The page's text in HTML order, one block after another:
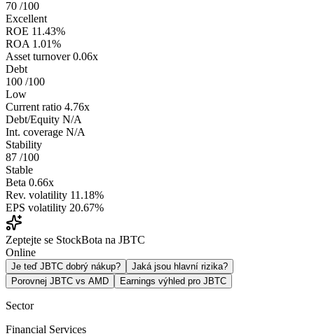
70 /100
Excellent
ROE 11.43%
ROA 1.01%
Asset turnover 0.06x
Debt
100 /100
Low
Current ratio 4.76x
Debt/Equity N/A
Int. coverage N/A
Stability
87 /100
Stable
Beta 0.66x
Rev. volatility 11.18%
EPS volatility 20.67%
Zeptejte se StockBota na JBTC
Online
Je teď JBTC dobrý nákup?
Jaká jsou hlavní rizika?
Porovnej JBTC vs AMD
Earnings výhled pro JBTC
Sector
Financial Services